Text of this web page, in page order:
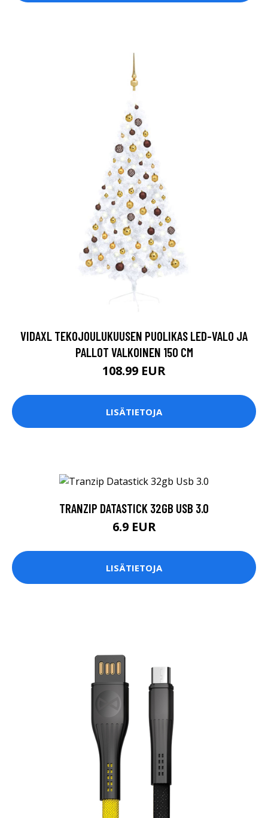
VIDAXL TEKOJOULUKUUSEN PUOLIKAS LED-VALO JA
PALLOT VALKOINEN 150 CM
108.99 EUR
LISÄTIETOJA
TRANZIP DATASTICK 32GB USB 3.0
6.9 EUR
LISÄTIETOJA